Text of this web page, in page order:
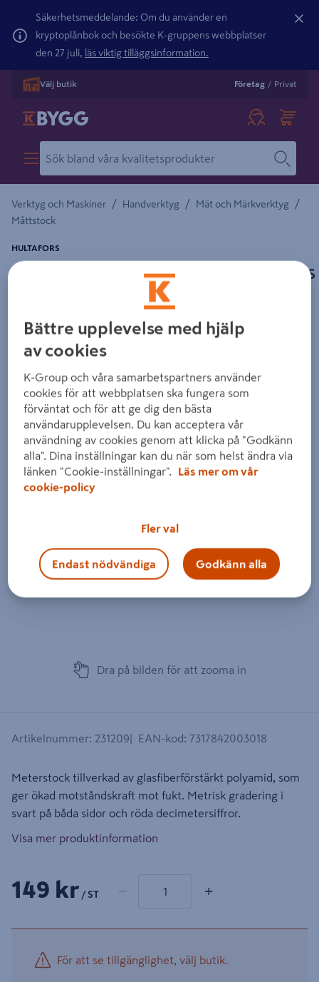
Säkerhetsmeddelande: Om du använder en
kryptoplånbok och besökte K-gruppens webbplatser
den 27 juli, läs viktig tilläggsinformation.
Välj butik Företag / Privat
Verktyg och Maskiner / Handverktyg / Mät och Märkverktyg /
Måttstock
METERSTOCK 1M GUL GLASFIBER HULTAFORS
HULTAFORS
Detaljerad beskrivning finns i produktbeskrivningsområdet
Dra på bilden för att zooma in
Artikelnummer: 231209 EAN-kod: 7317842003018
Meterstock tillverkad av glasfiberförstärkt polyamid, som
ger ökad motståndskraft mot fukt. Metrisk gradering i
svart på båda sidor och röda decimetersiffror.
Visa mer produktinformation
149 kr / ST − +
För att se tillgänglighet, välj butik.
Bättre upplevelse med hjälp
av cookies
K-Group och våra samarbetspartners använder
cookies för att webbplatsen ska fungera som
förväntat och för att ge dig den bästa
användarupplevelsen. Du kan acceptera vår
användning av cookies genom att klicka på "Godkänn
alla". Dina inställningar kan du när som helst ändra via
länken "Cookie-inställningar".
Läs mer om vår
cookie-policy
Fler val
Endast nödvändiga Godkänn alla